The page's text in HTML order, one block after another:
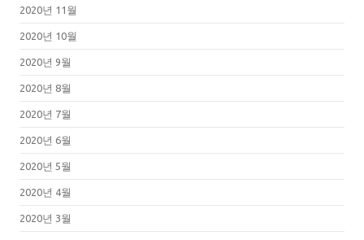
2020년 11월
2020년 10월
2020년 9월
2020년 8월
2020년 7월
2020년 6월
2020년 5월
2020년 4월
2020년 3월